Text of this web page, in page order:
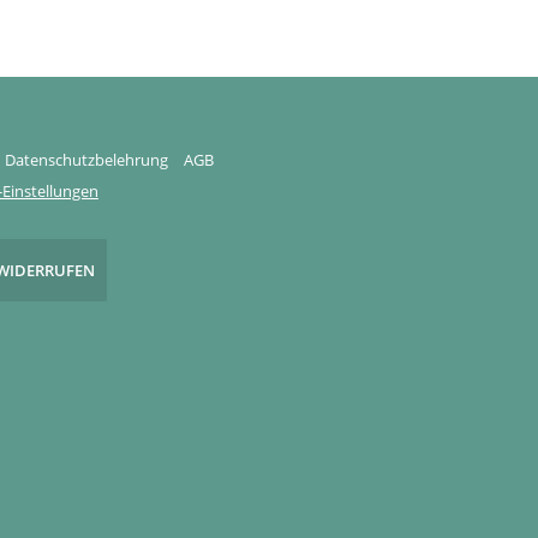
Datenschutzbelehrung
AGB